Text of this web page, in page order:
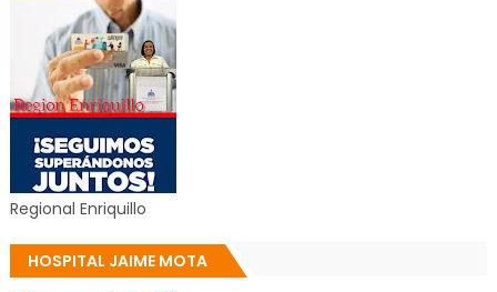
Regional Enriquillo
HOSPITAL JAIME MOTA